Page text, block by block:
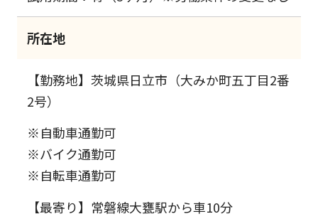
所在地
【勤務地】茨城県日立市（大みか町五丁目2番
2号）
※自動車通勤可
※バイク通勤可
※自転車通勤可
【最寄り】常磐線大甕駅から車10分